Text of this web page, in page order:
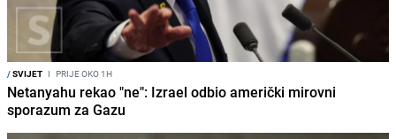
/SVIJET I PRIJE OKO 1H
Netanyahu rekao "ne": Izrael odbio američki mirovni
sporazum za Gazu